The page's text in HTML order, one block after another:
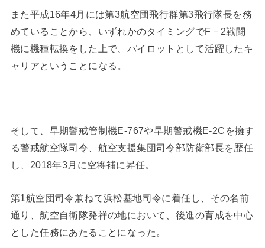
また平成16年4月には第3航空団飛行群第3飛行隊長を務
めていることから、いずれかのタイミングでF－2戦闘
機に機種転換をした上で、パイロットとして活躍したキ
ャリアということになる。
そして、早期警戒管制機E-767や早期警戒機E-2Cを擁す
る警戒航空隊司令、航空支援集団司令部防衛部長を歴任
し、2018年3月に空将補に昇任。
第1航空団司令兼ねて浜松基地司令に着任し、その名前
通り、航空自衛隊発祥の地において、後進の育成を中心
とした任務にあたることになった。